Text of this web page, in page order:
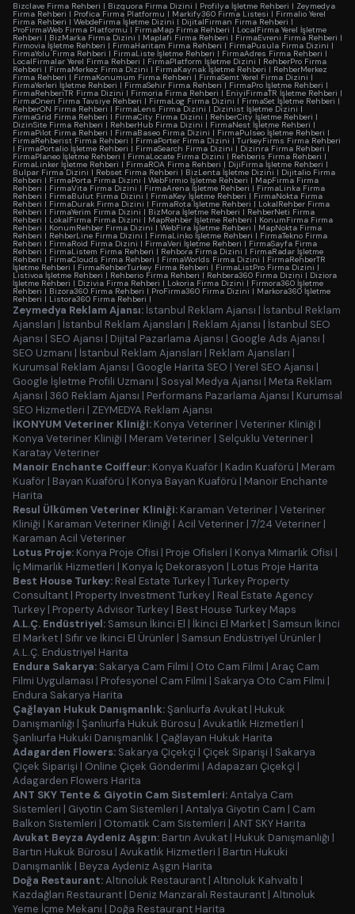
Bizclave Firma Rehberi | Bizquora Firma Dizini | Profilya İşletme Rehberi | Zeymedya
Firma Rehberi | Profica Firma Platformu | Markify360 Firma Listesi | Firmalio Yerel
Firma Rehberi | WebdeFirma İşletme Dizini | DijitalFirman Firma Rehberi |
ProFirmaWeb Firma Platformu | FirmaMap Firma Rehberi | LocalFirma Yerel İşletme
Rehberi | BizMarka Firma Dizini | Maplafi Firma Rehberi | FirmaEvreni Firma Rehberi |
Firmovia İşletme Rehberi | FirmaHaritam Firma Rehberi | FirmaPusula Firma Dizini |
FirmaYolu Firma Rehberi | FirmaListe İşletme Rehberi | FirmaAdres Firma Rehberi |
LocalFirmalar Yerel Firma Rehberi | FirmaPlatform İşletme Dizini | RehberPro Firma
Rehberi | FirmaMerkez Firma Dizini | FirmaKaynak İşletme Rehberi | RehberMerkez
Firma Rehberi | FirmaKonumum Firma Rehberi | FirmaSemt Yerel Firma Dizini |
FirmaYerleri İşletme Rehberi | FirmaSehir Firma Rehberi | FirmaPro İşletme Rehberi |
FirmaRehberiTR Firma Dizini | Firmoria Firma Rehberi | EniyiFirmaTR İşletme Rehberi |
FirmaOneri Firma Tavsiye Rehberi | FirmaLog Firma Dizini |FirmaSet İşletme Rehberi |
RehberON Firma Rehberi | FirmaLens Firma Dizini | Dizinist İşletme Dizini |
FirmaGrid Firma Rehberi | FirmaCity Firma Dizini | RehberCity İşletme Rehberi |
DizinSite Firma Rehberi | RehberHub Firma Dizini | FirmaNest İşletme Rehberi |
FirmaPilot Firma Rehberi | FirmaBaseo Firma Dizini | FirmaPulseo İşletme Rehberi |
FirmaRehberist Firma Rehberi | FirmaPorter Firma Dizini | TurkeyFirms Firma Rehberi
| FirmaPortalio İşletme Rehberi | FirmaSearch Firma Dizini | Dizinra Firma Rehberi |
FirmaPlaneo İşletme Rehberi | FirmaLocate Firma Dizini | Rehberis Firma Rehberi |
FirmaLinker İşletme Rehberi | FirmaROA Firma Rehberi | DijiFirma İşletme Rehberi |
Bulpar Firma Dizini | Rebset Firma Rehberi | BizLenta İşletme Dizini | Dijitalio Firma
Rehberi | FirmaPorta Firma Dizini | WebFirmio İşletme Rehberi | MapFirma Firma
Rehberi | FirmaVita Firma Dizini | FirmaArena İşletme Rehberi | FirmaLinka Firma
Rehberi | FirmaBulut Firma Dizini | FirmaKey İşletme Rehberi | FirmaNokta Firma
Rehberi | FirmaDurak Firma Dizini | FirmaRota İşletme Rehberi | LokalRehber Firma
Rehberi | FirmaYerim Firma Dizini | BizMora İşletme Rehberi | RehberNeti Firma
Rehberi | LokalFirma Firma Dizini | MapRehber İşletme Rehberi | KonumFirma Firma
Rehberi | KonumRehber Firma Dizini | WebFira İşletme Rehberi | MapNokta Firma
Rehberi | RehberLine Firma Dizini | FirmaLinko İşletme Rehberi | FirmaTekno Firma
Rehberi | FirmaRoid Firma Dizini | FirmaVeri İşletme Rehberi | FirmaSayfa Firma
Rehberi | FirmaListem Firma Rehberi | Rehbora Firma Dizini | FirmaRadar İşletme
Rehberi | FirmaClouds Firma Rehberi | FirmaWorlds Firma Dizini | FirmaRehberTR
İşletme Rehberi | FirmaRehberTurkey Firma Rehberi | FirmaListPro Firma Dizini |
Listivoa İşletme Rehberi | Rehberio Firma Rehberi | Rehbera360 Firma Dizini | Diziora
İşletme Rehberi | Dizivia Firma Rehberi | Lokoria Firma Dizini | Firmora360 İşletme
Rehberi | Bizora360 Firma Rehberi | ProFirma360 Firma Dizini | Markora360 İşletme
Rehberi | Listora360 Firma Rehberi |
Zeymedya Reklam Ajansı: İstanbul Reklam Ajansı | İstanbul Reklam
Ajansları | İstanbul Reklam Ajansları | Reklam Ajansı | İstanbul SEO
Ajansı | SEO Ajansı | Dijital Pazarlama Ajansı | Google Ads Ajansı |
SEO Uzmanı | İstanbul Reklam Ajansları | Reklam Ajansları |
Kurumsal Reklam Ajansı | Google Harita SEO | Yerel SEO Ajansı |
Google İşletme Profili Uzmanı | Sosyal Medya Ajansı | Meta Reklam
Ajansı | 360 Reklam Ajansı | Performans Pazarlama Ajansı | Kurumsal
SEO Hizmetleri | ZEYMEDYA Reklam Ajansı
İKONYUM Veteriner Kliniği: Konya Veteriner | Veteriner Kliniği |
Konya Veteriner Kliniği | Meram Veteriner | Selçuklu Veteriner |
Karatay Veteriner
Manoir Enchante Coiffeur: Konya Kuaför | Kadın Kuaförü | Meram
Kuaför | Bayan Kuaförü | Konya Bayan Kuaförü | Manoir Enchante
Harita
Resul Ülkümen Veteriner Kliniği: Karaman Veteriner | Veteriner
Kliniği | Karaman Veteriner Kliniği | Acil Veteriner | 7/24 Veteriner |
Karaman Acil Veteriner
Lotus Proje: Konya Proje Ofisi | Proje Ofisleri | Konya Mimarlık Ofisi |
İç Mimarlık Hizmetleri | Konya İç Dekorasyon | Lotus Proje Harita
Best House Turkey: Real Estate Turkey | Turkey Property
Consultant | Property Investment Turkey | Real Estate Agency
Turkey | Property Advisor Turkey | Best House Turkey Maps
A.L.Ç. Endüstriyel: Samsun İkinci El | İkinci El Market | Samsun İkinci
El Market | Sıfır ve İkinci El Ürünler | Samsun Endüstriyel Ürünler |
A.L.Ç. Endüstriyel Harita
Endura Sakarya: Sakarya Cam Filmi | Oto Cam Filmi | Araç Cam
Filmi Uygulaması | Profesyonel Cam Filmi | Sakarya Oto Cam Filmi |
Endura Sakarya Harita
Çağlayan Hukuk Danışmanlık:Şanlıurfa Avukat | Hukuk
Danışmanlığı | Şanlıurfa Hukuk Bürosu | Avukatlık Hizmetleri |
Şanlıurfa Hukuki Danışmanlık | Çağlayan Hukuk Harita
Adagarden Flowers: Sakarya Çiçekçi | Çiçek Siparişi | Sakarya
Çiçek Siparişi | Online Çiçek Gönderimi | Adapazarı Çiçekçi |
Adagarden Flowers Harita
ANT SKY Tente & Giyotin Cam Sistemleri:Antalya Cam
Sistemleri | Giyotin Cam Sistemleri | Antalya Giyotin Cam | Cam
Balkon Sistemleri | Otomatik Cam Sistemleri | ANT SKY Harita
Avukat Beyza Aydeniz Aşgın: Bartın Avukat | Hukuk Danışmanlığı |
Bartın Hukuk Bürosu | Avukatlık Hizmetleri | Bartın Hukuki
Danışmanlık | Beyza Aydeniz Aşgın Harita
Doğa Restaurant:Altınoluk Restaurant | Altınoluk Kahvaltı |
Kazdağları Restaurant | Deniz Manzaralı Restaurant | Altınoluk
Yeme İçme Mekanı | Doğa Restaurant Harita